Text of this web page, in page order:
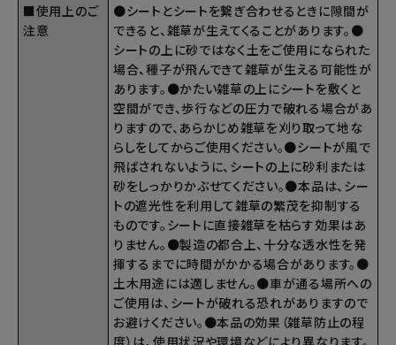
■使用上のご
注意
●シートとシートを繋ぎ合わせるときに隙間が
できると、雑草が生えてくることがあります。●
シートの上に砂ではなく土をご使用になられた
場合、種子が飛んできて雑草が生える可能性が
あります。●かたい雑草の上にシートを敷くと
空間ができ、歩行などの圧力で破れる場合があ
りますので、あらかじめ雑草を刈り取って地な
らしをしてからご使用ください。●シートが風で
飛ばされないように、シートの上に砂利または
砂をしっかりかぶせてください。●本品は、シー
トの遮光性を利用して雑草の繁茂を抑制する
ものです。シートに直接雑草を枯らす効果はあ
りません。●製造の都合上、十分な透水性を発
揮するまでに時間がかかる場合があります。●
土木用途には適しません。●車が通る場所への
ご使用は、シートが破れる恐れがありますので
お避けください。●本品の効果（雑草防止の程
度）は、使用状況や環境などにより異なります。